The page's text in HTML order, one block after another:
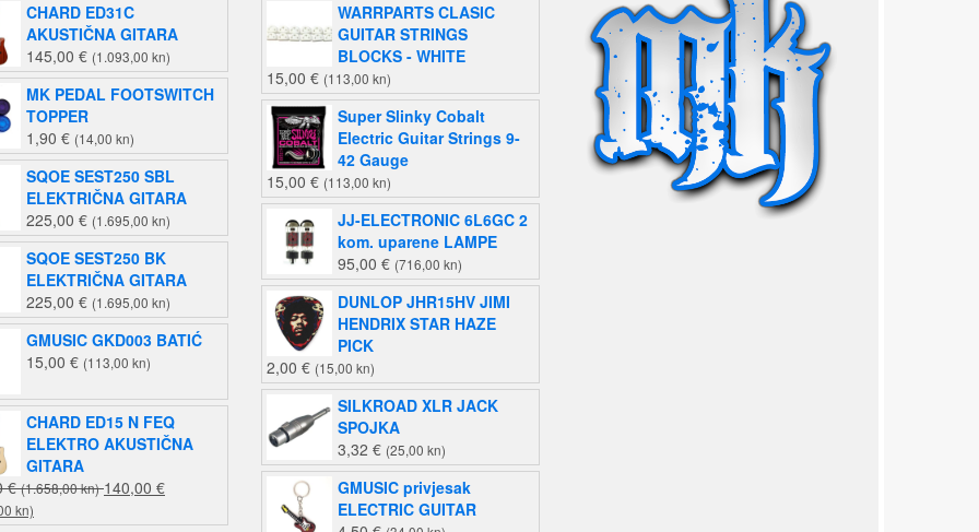
CHARD ED31C
AKUSTIČNA GITARA
145,00 € (1.093,00 kn)
MK PEDAL FOOTSWITCH
TOPPER
1,90 € (14,00 kn)
SQOE SEST250 SBL
ELEKTRIČNA GITARA
225,00 € (1.695,00 kn)
SQOE SEST250 BK
ELEKTRIČNA GITARA
225,00 € (1.695,00 kn)
GMUSIC GKD003 BATIĆ
15,00 € (113,00 kn)
CHARD ED15 N FEQ
ELEKTRO AKUSTIČNA
GITARA
€ (1.658,00 kn)Izvorna
140,00 €
kn)
WARRPARTS CLASIC
GUITAR STRINGS
BLOCKS - WHITE
15,00 € (113,00 kn)
Super Slinky Cobalt
Electric Guitar Strings 9-
42 Gauge
15,00 € (113,00 kn)
JJ-ELECTRONIC 6L6GC 2
kom. uparene LAMPE
95,00 € (716,00 kn)
DUNLOP JHR15HV JIMI
HENDRIX STAR HAZE
PICK
2,00 € (15,00 kn)
SILKROAD XLR JACK
SPOJKA
3,32 € (25,00 kn)
GMUSIC privjesak
ELECTRIC GUITAR